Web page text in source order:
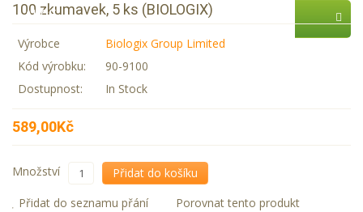
AKCE
100 zkumavek, 5 ks (BIOLOGIX)
Výrobce
Biologix Group Limited
Kód výrobku:
90-9100
Dostupnost:
In Stock
589,00Kč
Množství
Přidat do košíku
Přidat do seznamu přání
Porovnat tento produkt